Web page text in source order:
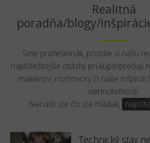
Realitná
poradňa/blogy/
Sme profesionáli, pozrite si našu
najdôležitejšie otázky pri kúpe/predaji
maklérov, rozhovory či naše
nehnuteľnosti.
Nenašli ste čo ste hľadali,
Technický stav